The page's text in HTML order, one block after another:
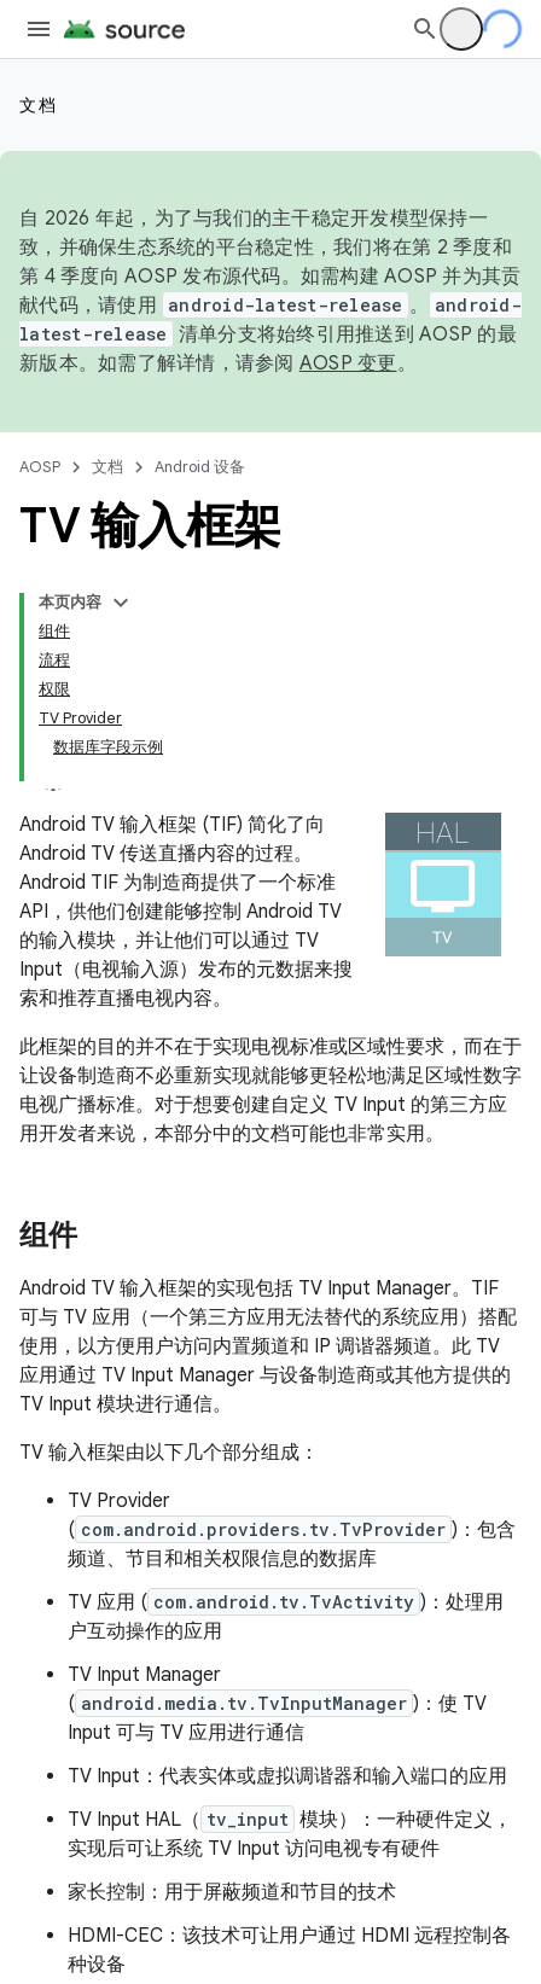
文档
自 2026 年起，为了与我们的主干稳定开发模型保持一
致，并确保生态系统的平台稳定性，我们将在第 2 季度和
第 4 季度向 AOSP 发布源代码。如需构建 AOSP 并为其贡
献代码，请使用 android-latest-release 。
android-
latest-release 清单分支将始终引用推送到 AOSP 的最
新版本。如需了解详情，请参阅 AOSP 变更。
AOSP 文档 Android 设备
TV 输入框架
本页内容
组件
流程
权限
TV Provider
数据库字段示例
Android TV 输入框架 (TIF) 简化了向
Android TV 传送直播内容的过程。
Android TIF 为制造商提供了一个标准
API，供他们创建能够控制 Android TV
的输入模块，并让他们可以通过 TV
Input（电视输入源）发布的元数据来搜
索和推荐直播电视内容。
此框架的目的并不在于实现电视标准或区域性要求，而在于
让设备制造商不必重新实现就能够更轻松地满足区域性数字
电视广播标准。对于想要创建自定义 TV Input 的第三方应
用开发者来说，本部分中的文档可能也非常实用。
组件
Android TV 输入框架的实现包括 TV Input Manager。TIF
可与 TV 应用（一个第三方应用无法替代的系统应用）搭配
使用，以方便用户访问内置频道和 IP 调谐器频道。此 TV
应用通过 TV Input Manager 与设备制造商或其他方提供的
TV Input 模块进行通信。
TV 输入框架由以下几个部分组成：
TV Provider
( com.android.providers.tv.TvProvider )：包含
频道、节目和相关权限信息的数据库
TV 应用 ( com.android.tv.TvActivity )：处理用
户互动操作的应用
TV Input Manager
( android.media.tv.TvInputManager )：使 TV
Input 可与 TV 应用进行通信
TV Input：代表实体或虚拟调谐器和输入端口的应用
TV Input HAL（ tv_input 模块）：一种硬件定义，
实现后可让系统 TV Input 访问电视专有硬件
家长控制：用于屏蔽频道和节目的技术
HDMI-CEC：该技术可让用户通过 HDMI 远程控制各
种设备